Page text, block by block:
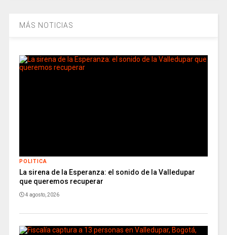
MÁS NOTICIAS
POLITICA
La sirena de la Esperanza: el sonido de la Valledupar
que queremos recuperar
4 agosto, 2026